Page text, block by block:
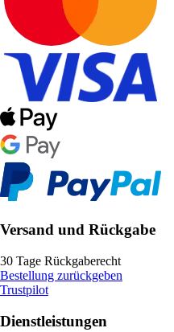
Versand und Rückgabe
30 Tage Rückgaberecht
Bestellung zurückgeben
Trustpilot
Dienstleistungen